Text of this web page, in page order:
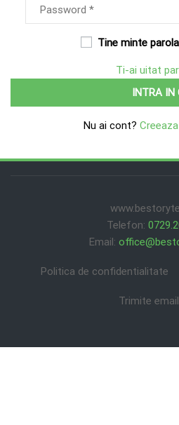
Tine minte parola
Ti-ai uitat
Nu ai cont?
Telefon:
Email:
Politica de confidentialitate
Trimite email